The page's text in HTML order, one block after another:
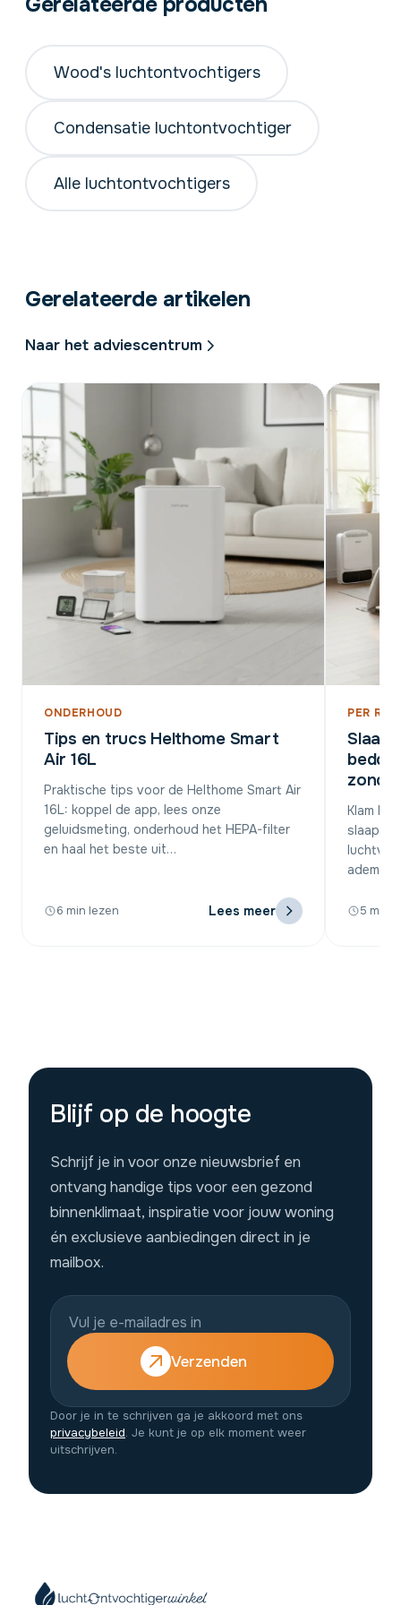
Wood's luchtontvochtigers
Condensatie luchtontvochtiger
Alle luchtontvochtigers
Gerelateerde artikelen
Naar het adviescentrum
ONDERHOUD
Tips en trucs Helthome Smart
Air 16L
Praktische tips voor de Helthome Smart Air
16L: koppel de app, lees onze
geluidsmeting, onderhoud het HEPA-filter
en haal het beste uit…
6 min lezen Lees meer
PER
Klam
5 min
Blijf op de hoogte
Schrijf je in voor onze nieuwsbrief en
ontvang handige tips voor een gezond
binnenklimaat, inspiratie voor jouw woning
én exclusieve aanbiedingen direct in je
mailbox.
Verzenden
Door je in te schrijven ga je akkoord met ons
privacybeleid. Je kunt je op elk moment weer
uitschrijven.
9,4